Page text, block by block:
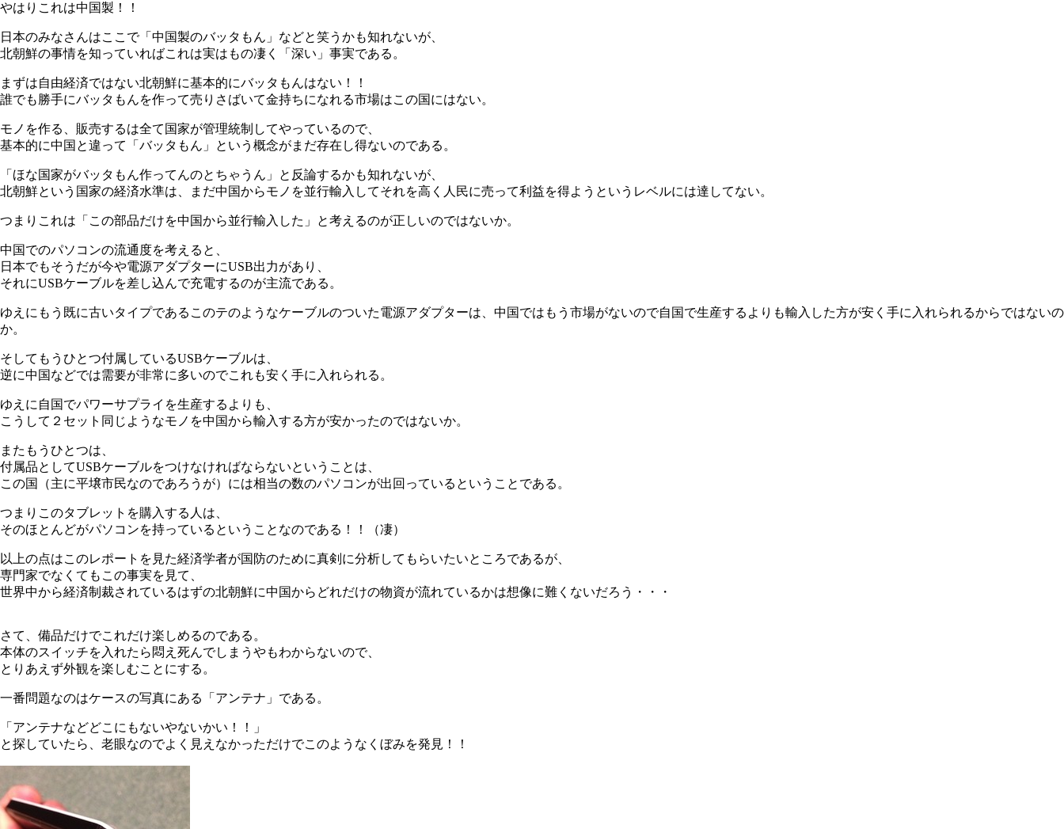
やはりこれは中国製！！
日本のみなさんはここで「中国製のバッタもん」などと笑うかも知れないが、
北朝鮮の事情を知っていればこれは実はもの凄く「深い」事実である。
まずは自由経済ではない北朝鮮に基本的にバッタもんはない！！
誰でも勝手にバッタもんを作って売りさばいて金持ちになれる市場はこの国にはない。
モノを作る、販売するは全て国家が管理統制してやっているので、
基本的に中国と違って「バッタもん」という概念がまだ存在し得ないのである。
「ほな国家がバッタもん作ってんのとちゃうん」と反論するかも知れないが、
北朝鮮という国家の経済水準は、まだ中国からモノを並行輸入してそれを高く人民に売って利益を得ようというレベルには達してない。
つまりこれは「この部品だけを中国から並行輸入した」と考えるのが正しいのではないか。
中国でのパソコンの流通度を考えると、
日本でもそうだが今や電源アダプターにUSB出力があり、
それにUSBケーブルを差し込んで充電するのが主流である。
ゆえにもう既に古いタイプであるこのテのようなケーブルのついた電源アダプターは、中国ではもう市場がないので自国で生産するよりも輸入した方が安く手に入れられるからではないの
か。
そしてもうひとつ付属しているUSBケーブルは、
逆に中国などでは需要が非常に多いのでこれも安く手に入れられる。
ゆえに自国でパワーサプライを生産するよりも、
こうして２セット同じようなモノを中国から輸入する方が安かったのではないか。
またもうひとつは、
付属品としてUSBケーブルをつけなければならないということは、
この国（主に平壌市民なのであろうが）には相当の数のパソコンが出回っているということである。
つまりこのタブレットを購入する人は、
そのほとんどがパソコンを持っているということなのである！！（凄）
以上の点はこのレポートを見た経済学者が国防のために真剣に分析してもらいたいところであるが、
専門家でなくてもこの事実を見て、
世界中から経済制裁されているはずの北朝鮮に中国からどれだけの物資が流れているかは想像に難くないだろう・・・
さて、備品だけでこれだけ楽しめるのである。
本体のスイッチを入れたら悶え死んでしまうやもわからないので、
とりあえず外観を楽しむことにする。
一番問題なのはケースの写真にある「アンテナ」である。
「アンテナなどどこにもないやないかい！！」
と探していたら、老眼なのでよく見えなかっただけでこのようなくぼみを発見！！